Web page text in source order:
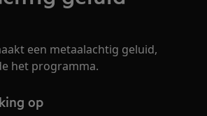
een metaalachtig geluid,
het programma.
op